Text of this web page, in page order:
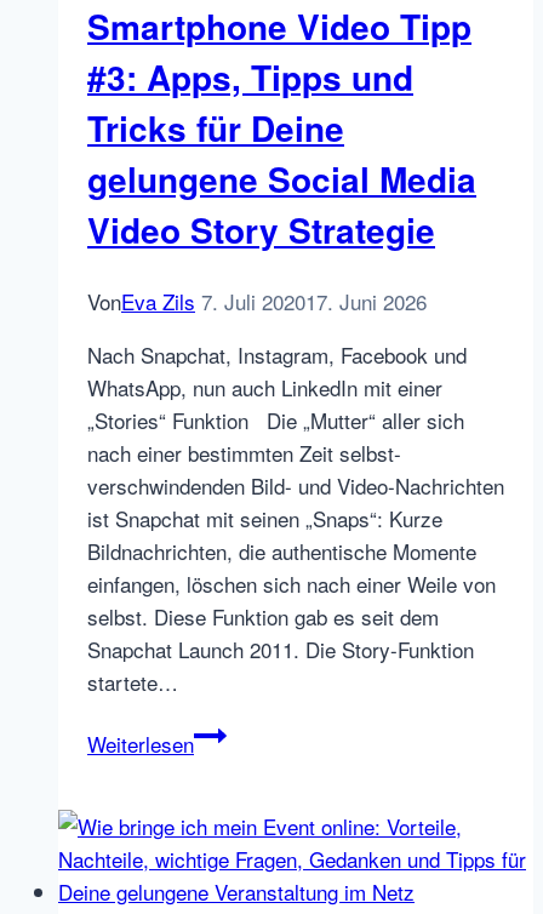
Smartphone Video Tipp
#3: Apps, Tipps und
Tricks für Deine
gelungene Social Media
Video Story Strategie
VonEva Zils 7. Juli 202017. Juni 2026
Nach Snapchat, Instagram, Facebook und
WhatsApp, nun auch LinkedIn mit einer
„Stories“ Funktion Die „Mutter“ aller sich
nach einer bestimmten Zeit selbst-
verschwindenden Bild- und Video-Nachrichten
ist Snapchat mit seinen „Snaps“: Kurze
Bildnachrichten, die authentische Momente
einfangen, löschen sich nach einer Weile von
selbst. Diese Funktion gab es seit dem
Snapchat Launch 2011. Die Story-Funktion
startete…
WeiterlesenSmartphone
#3:
Apps,
Tipps